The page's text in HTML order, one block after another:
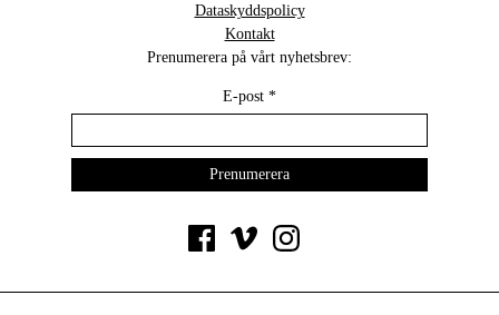
Dataskyddspolicy
Kontakt
Prenumerera på vårt nyhetsbrev:
E-post *